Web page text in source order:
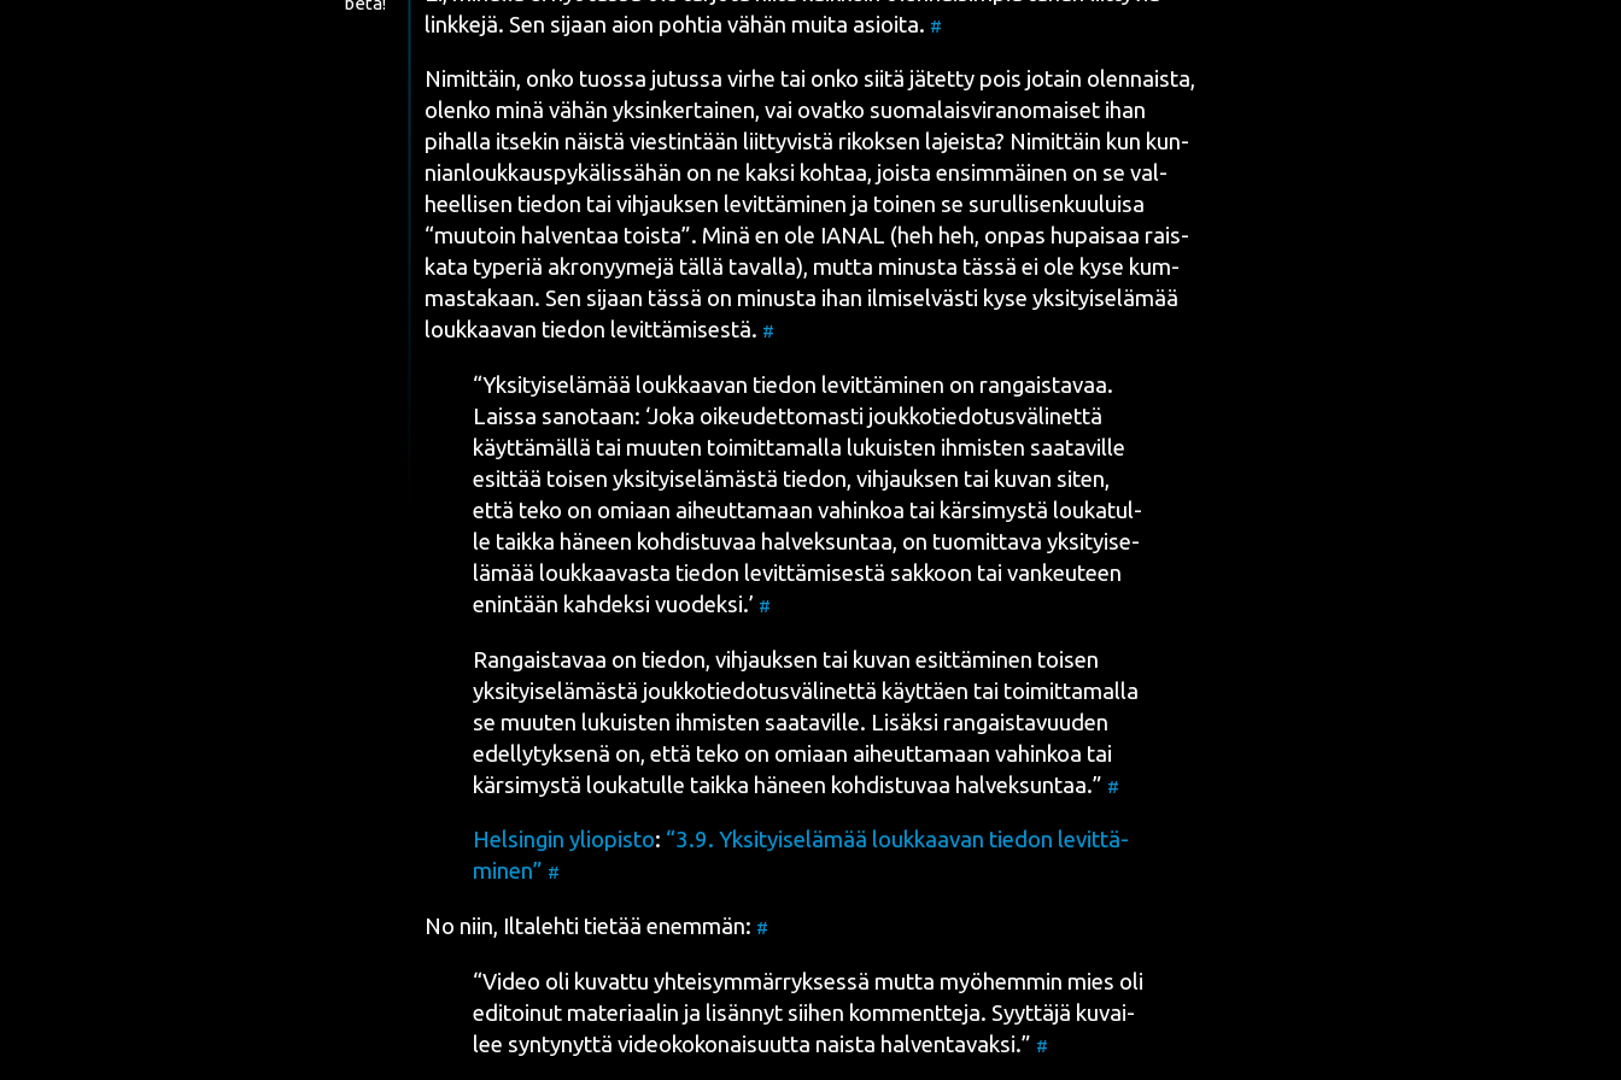
link­ke­jä. Sen sijaan aion poh­tia vähän mui­ta asioi­ta. #
Nimit­täin, onko tuos­sa jutus­sa vir­he tai onko sii­tä jätet­ty pois jotain olen­nais­ta,
olen­ko minä vähän yksin­ker­tai­nen, vai ovat­ko suo­ma­lais­vi­ran­omai­set ihan
pihal­la itse­kin näis­tä vies­tin­tään liit­ty­vis­tä rikok­sen lajeis­ta? Nimit­täin kun kun­
nian­louk­kaus­py­kä­lis­sä­hän on ne kak­si koh­taa, jois­ta ensim­mäi­nen on se val­
heel­li­sen tie­don tai vih­jauk­sen levit­tä­mi­nen ja toi­nen se surul­li­sen­kuu­lui­sa
“muu­toin hal­ven­taa tois­ta”. Minä en ole IANAL (heh heh, onpas hupai­saa rais­
ka­ta type­riä akro­nyy­me­jä täl­lä taval­la), mut­ta minus­ta täs­sä ei ole kyse kum­
mas­ta­kaan. Sen sijaan täs­sä on minus­ta ihan ilmi­sel­väs­ti kyse yksi­tyi­se­lä­mää
louk­kaa­van tie­don levit­tä­mi­ses­tä. #
“Yksi­tyi­se­lä­mää louk­kaa­van tie­don levit­tä­mi­nen on ran­gais­ta­vaa.
Lais­sa sano­taan: ‘Joka oikeu­det­to­mas­ti jouk­ko­tie­do­tus­vä­li­net­tä
käyt­tä­mäl­lä tai muu­ten toi­mit­ta­mal­la lukuis­ten ihmis­ten saa­ta­vil­le
esit­tää toi­sen yksi­tyi­se­lä­mäs­tä tie­don, vih­jauk­sen tai kuvan siten,
että teko on omi­aan aiheut­ta­maan vahin­koa tai kär­si­mys­tä lou­ka­tul­
le taik­ka häneen koh­dis­tu­vaa hal­vek­sun­taa, on tuo­mit­ta­va yksi­tyi­se­
lä­mää louk­kaa­vas­ta tie­don levit­tä­mi­ses­tä sak­koon tai van­keu­teen
enin­tään kah­dek­si vuo­dek­si.’ #
Ran­gais­ta­vaa on tie­don, vih­jauk­sen tai kuvan esit­tä­mi­nen toi­sen
yksi­tyi­se­lä­mäs­tä jouk­ko­tie­do­tus­vä­li­net­tä käyt­täen tai toi­mit­ta­mal­la
se muu­ten lukuis­ten ihmis­ten saa­ta­vil­le. Lisäk­si ran­gais­ta­vuu­den
edel­ly­tyk­se­nä on, että teko on omi­aan aiheut­ta­maan vahin­koa tai
kär­si­mys­tä lou­ka­tul­le taik­ka häneen koh­dis­tu­vaa hal­vek­sun­taa.” #
Hel­sin­gin yli­opis­to: “3.9. Yksi­tyi­se­lä­mää louk­kaa­van tie­don levit­tä­
mi­nen” #
No niin, Ilta­leh­ti tie­tää enem­män: #
“Video oli kuvat­tu yhtei­sym­mär­ryk­ses­sä mut­ta myö­hem­min mies oli
edi­toi­nut mate­ri­aa­lin ja lisän­nyt sii­hen kom­ment­te­ja. Syyt­tä­jä kuvai­
lee syn­ty­nyt­tä video­ko­ko­nai­suut­ta nais­ta hal­ven­ta­vak­si.” #